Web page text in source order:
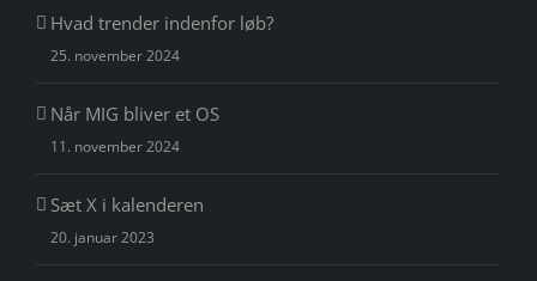
Hvad trender indenfor løb?
25. november 2024
Når MIG bliver et OS
11. november 2024
Sæt X i kalenderen
20. januar 2023